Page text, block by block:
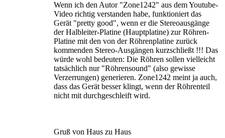
Wenn ich den Autor "Zone1242" aus dem Youtube-
Video richtig verstanden habe, funktioniert das
Gerät "pretty good", wenn er die Stereoausgänge
der Halbleiter-Platine (Hauptplatine) zur Röhren-
Platine mit den von der Röhrenplatine zurück
kommenden Stereo-Ausgängen kurzschließt !!! Das
würde wohl bedeuten: Die Röhren sollen vielleicht
tatsächlich nur "Röhrensound" (also gewisse
Verzerrungen) generieren. Zone1242 meint ja auch,
dass das Gerät besser klingt, wenn der Röhrenteil
nicht mit durchgeschleift wird.
Gruß von Haus zu Haus